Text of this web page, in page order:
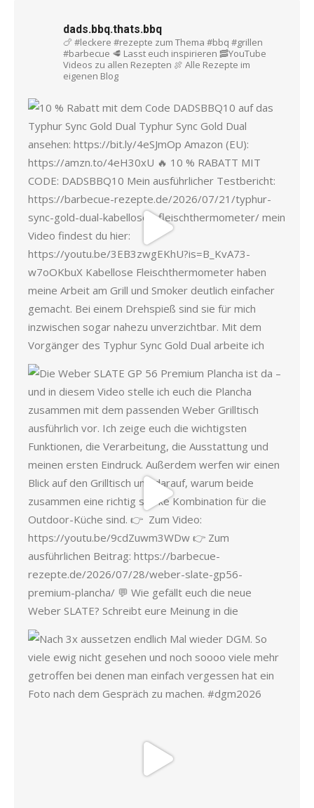
dads.bbq.thats.bbq
🍗 #leckere #rezepte zum Thema #bbq #grillen
#barbecue 🥩 Lasst euch inspirieren 🥓YouTube
Videos zu allen Rezepten 🍖 Alle Rezepte im
eigenen Blog